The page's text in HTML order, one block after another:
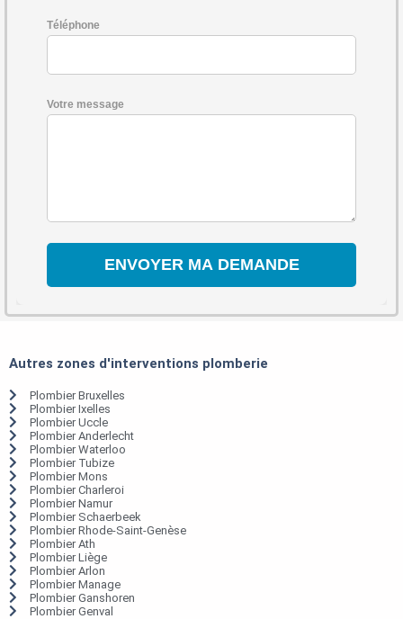
Téléphone
Votre message
Autres zones d'interventions plomberie
Plombier Bruxelles
Plombier Ixelles
Plombier Uccle
Plombier Anderlecht
Plombier Waterloo
Plombier Tubize
Plombier Mons
Plombier Charleroi
Plombier Namur
Plombier Schaerbeek
Plombier Rhode-Saint-Genèse
Plombier Ath
Plombier Liège
Plombier Arlon
Plombier Manage
Plombier Ganshoren
Plombier Genval